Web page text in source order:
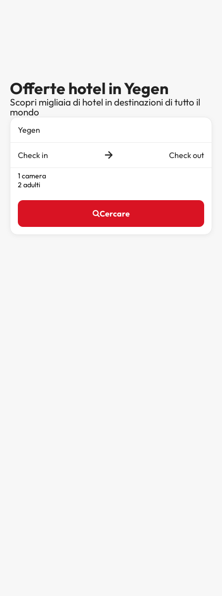
Offerte hotel in Yegen
Scopri migliaia di hotel in destinazioni di tutto il
mondo
Check in Check out
1 camera
2 adulti
Cercare